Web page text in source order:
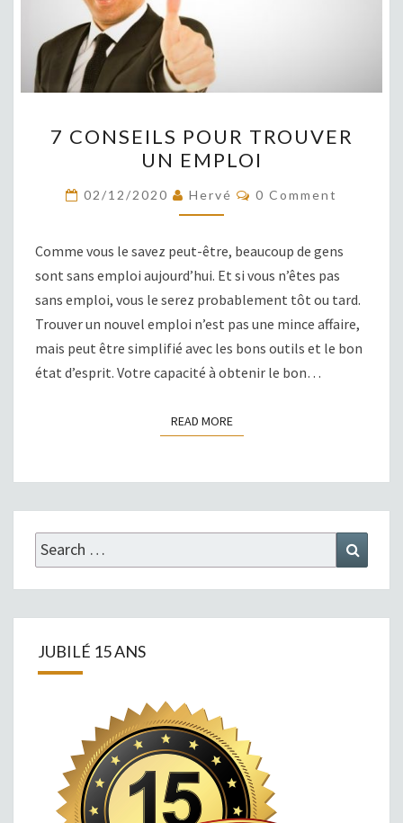
CONSEILS
POUR
TROUVER
UN
7 CONSEILS POUR TROUVER
UN EMPLOI
02/12/2020 Hervé COMMENTS
0 Comment
Comme vous le savez peut-être, beaucoup de gens
sont sans emploi aujourd’hui. Et si vous n’êtes pas
sans emploi, vous le serez probablement tôt ou tard.
Trouver un nouvel emploi n’est pas une mince affaire,
mais peut être simplifié avec les bons outils et le bon
état d’esprit. Votre capacité à obtenir le bon…
READ MOREREAD MORE
Search
for:
JUBILÉ 15 ANS